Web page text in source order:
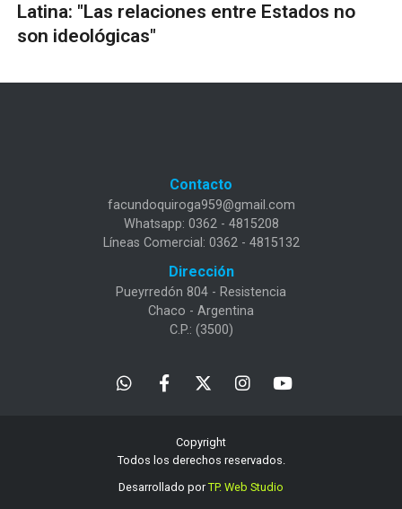
Latina: "Las relaciones entre Estados no
son ideológicas"
Contacto
facundoquiroga959@gmail.com
Whatsapp: 0362 - 4815208
Líneas Comercial: 0362 - 4815132
Dirección
Pueyrredón 804 - Resistencia
Chaco - Argentina
C.P.: (3500)
Copyright
Todos los derechos reservados.
Desarrollado porTP. Web Studio